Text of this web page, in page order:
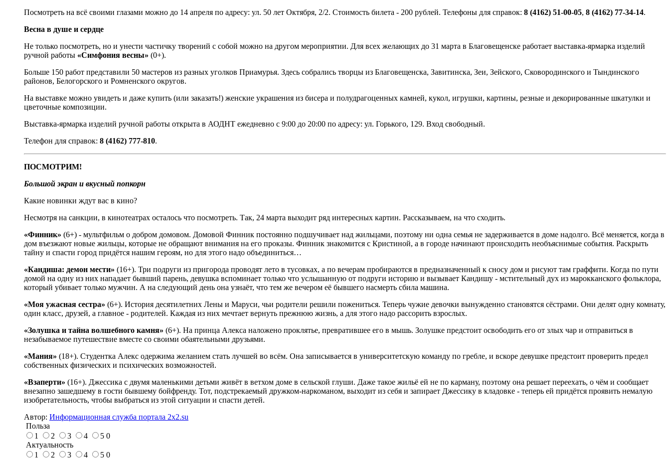
Посмотреть на всё своими глазами можно до 14 апреля по адресу: ул. 50 лет Октября, 2/2. Стоимость билета - 200 рублей. Телефоны для справок: 8 (4162) 51-00-05, 8 (4162) 77-34-14.
Весна в душе и сердце
Не только посмотреть, но и унести частичку творений с собой можно на другом мероприятии. Для всех желающих до 31 марта в Благовещенске работает выставка-ярмарка изделий
ручной работы «Симфония весны» (0+).
Больше 150 работ представили 50 мастеров из разных уголков Приамурья. Здесь собрались творцы из Благовещенска, Завитинска, Зеи, Зейского, Сковородинского и Тындинского
районов, Белогорского и Ромненского округов.
На выставке можно увидеть и даже купить (или заказать!) женские украшения из бисера и полудрагоценных камней, кукол, игрушки, картины, резные и декорированные шкатулки и
цветочные композиции.
Выставка-ярмарка изделий ручной работы открыта в АОДНТ ежедневно с 9:00 до 20:00 по адресу: ул. Горького, 129. Вход свободный.
Телефон для справок: 8 (4162) 777-810.
ПОСМОТРИМ!
Большой экран и вкусный попкорн
Какие новинки ждут вас в кино?
Несмотря на санкции, в кинотеатрах осталось что посмотреть. Так, 24 марта выходит ряд интересных картин. Рассказываем, на что сходить.
«Финник» (6+) - мультфильм о добром домовом. Домовой Финник постоянно подшучивает над жильцами, поэтому ни одна семья не задерживается в доме надолго. Всё меняется, когда в
дом въезжают новые жильцы, которые не обращают внимания на его проказы. Финник знакомится с Кристиной, а в городе начинают происходить необъяснимые события. Раскрыть
тайну и спасти город придётся нашим героям, но для этого надо объединиться…
«Кандиша: демон мести» (16+). Три подруги из пригорода проводят лето в тусовках, а по вечерам пробираются в предназначенный к сносу дом и рисуют там граффити. Когда по пути
домой на одну из них нападает бывший парень, девушка вспоминает только что услышанную от подруги историю и вызывает Кандишу - мстительный дух из марокканского фольклора,
который убивает только мужчин. А на следующий день она узнаёт, что тем же вечером её бывшего насмерть сбила машина.
«Моя ужасная сестра» (6+). История десятилетних Лены и Маруси, чьи родители решили пожениться. Теперь чужие девочки вынужденно становятся сёстрами. Они делят одну комнату,
один класс, друзей, а главное - родителей. Каждая из них мечтает вернуть прежнюю жизнь, а для этого надо рассорить взрослых.
«Золушка и тайна волшебного камня» (6+). На принца Алекса наложено проклятье, превратившее его в мышь. Золушке предстоит освободить его от злых чар и отправиться в
незабываемое путешествие вместе со своими обаятельными друзьями.
«Мания» (18+). Студентка Алекс одержима желанием стать лучшей во всём. Она записывается в университетскую команду по гребле, и вскоре девушке предстоит проверить предел
собственных физических и психических возможностей.
«Взаперти» (16+). Джессика с двумя маленькими детьми живёт в ветхом доме в сельской глуши. Даже такое жильё ей не по карману, поэтому она решает переехать, о чём и сообщает
внезапно зашедшему в гости бывшему бойфренду. Тот, подстрекаемый дружком-наркоманом, выходит из себя и запирает Джессику в кладовке - теперь ей придётся проявить немалую
изобретательность, чтобы выбраться из этой ситуации и спасти детей.
Автор: Информационная служба портала 2x2.su
Польза
1
2 3 4 5 0
Актуальность
1
2 3 4 5 0